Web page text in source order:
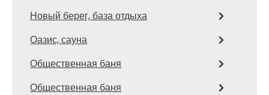
Новый берег, база отдыха
Оазис, сауна
Общественная баня
Общественная баня